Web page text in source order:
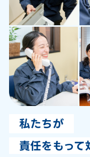
私たちが
責任をもって